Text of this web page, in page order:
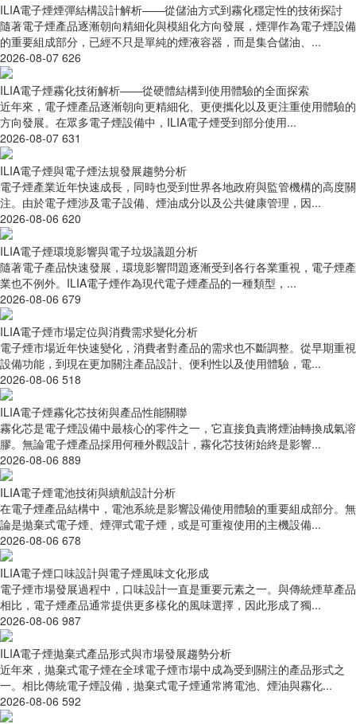
ILIA電子煙煙彈結構設計解析——從儲油方式到霧化穩定性的技術探討
隨著電子煙產品逐漸朝向精細化與模組化方向發展，煙彈作為電子煙設備
的重要組成部分，已經不只是單純的煙液容器，而是集合儲油、...
2026-08-07 626
ILIA電子煙霧化技術解析——從硬體結構到使用體驗的全面探索
近年來，電子煙產品逐漸朝向更精細化、更便攜化以及更注重使用體驗的
方向發展。在眾多電子煙設備中，ILIA電子煙受到部分使用...
2026-08-07 631
ILIA電子煙與電子煙法規發展趨勢分析
電子煙產業近年快速成長，同時也受到世界各地政府與監管機構的高度關
注。由於電子煙涉及電子設備、煙油成分以及公共健康管理，因...
2026-08-06 620
ILIA電子煙環境影響與電子垃圾議題分析
隨著電子產品快速發展，環境影響問題逐漸受到各行各業重視，電子煙產
業也不例外。ILIA電子煙作為現代電子煙產品的一種類型，...
2026-08-06 679
ILIA電子煙市場定位與消費需求變化分析
電子煙市場近年快速變化，消費者對產品的需求也不斷調整。從早期重視
設備功能，到現在更加關注產品設計、便利性以及使用體驗，電...
2026-08-06 518
ILIA電子煙霧化芯技術與產品性能關聯
霧化芯是電子煙設備中最核心的零件之一，它直接負責將煙油轉換成氣溶
膠。無論電子煙產品採用何種外觀設計，霧化芯技術始終是影響...
2026-08-06 889
ILIA電子煙電池技術與續航設計分析
在電子煙產品結構中，電池系統是影響設備使用體驗的重要組成部分。無
論是拋棄式電子煙、煙彈式電子煙，或是可重複使用的主機設備...
2026-08-06 678
ILIA電子煙口味設計與電子煙風味文化形成
電子煙市場發展過程中，口味設計一直是重要元素之一。與傳統煙草產品
相比，電子煙產品通常提供更多樣化的風味選擇，因此形成了獨...
2026-08-06 987
ILIA電子煙拋棄式產品形式與市場發展趨勢分析
近年來，拋棄式電子煙在全球電子煙市場中成為受到關注的產品形式之
一。相比傳統電子煙設備，拋棄式電子煙通常將電池、煙油與霧化...
2026-08-06 592